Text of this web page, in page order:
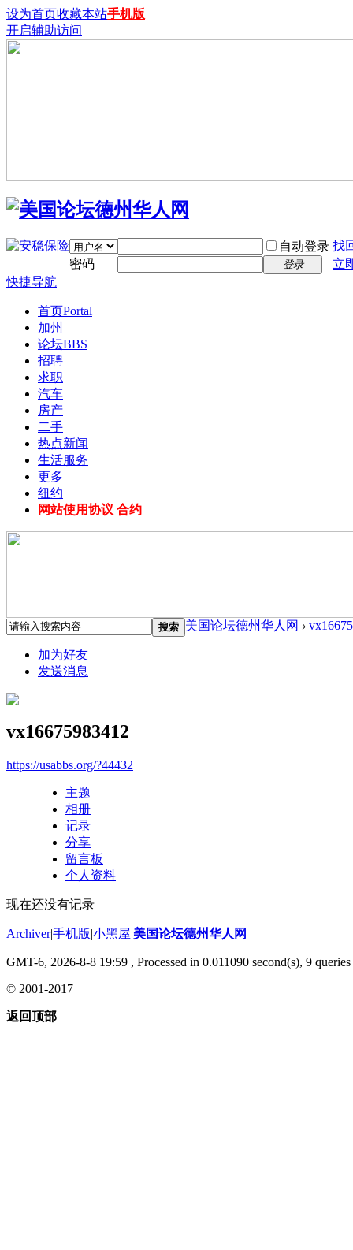
设为首页收藏本站手机版
开启辅助访问
自动登录 找
密码
登录
立
快捷导航
首页Portal
加州
论坛BBS
招聘
求职
汽车
房产
二手
热点新闻
生活服务
更多
纽约
网站使用协议 合约
搜索 美国论坛德州华人网 ›
加为好友
发送消息
vx16675983412
https://usabbs.org/?44432
主题
相册
记录
分享
留言板
个人资料
现在还没有记录
Archiver|手机版|小黑屋|美国论坛德州华人网
GMT-6, 2026-8-8 19:59 , Processed in 0.011090 second(s), 9 queries
© 2001-2017
返回顶部